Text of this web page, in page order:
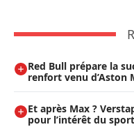
Red Bull prépare la
renfort venu d’Aston
Et après Max ?
pour l’intérêt du